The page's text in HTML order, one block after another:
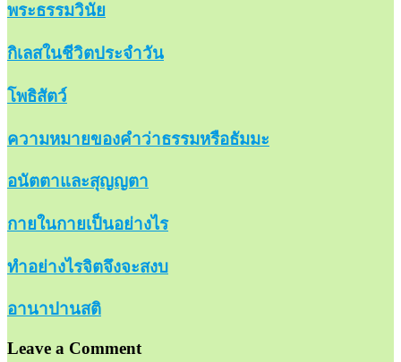
พระธรรมวินัย
กิเลสในชีวิตประจำวัน
โพธิสัตว์
ความหมายของคำว่าธรรมหรือธัมมะ
อนัตตาและสุญญตา
กายในกายเป็นอย่างไร
ทำอย่างไรจิตจึงจะสงบ
อานาปานสติ
Leave a Comment